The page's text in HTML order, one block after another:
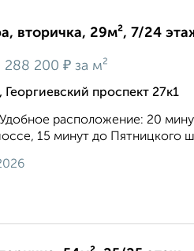
вторичка, 29м², 7/24
288 200 ₽ за м²
проспект 27к1
расположение: 20
15 минут до